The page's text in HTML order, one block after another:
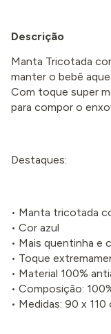
Descrição
Manta Tricotada
manter o bebê
Com toque super
para compor o
Destaques:
• Manta tricotada
• Cor azul
• Mais quentinha e
• Toque
• Material 100%
• Composição:
• Medidas: 90 x 110